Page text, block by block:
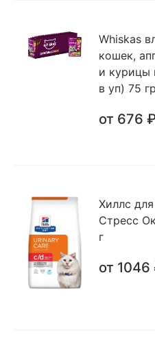
Whiskas
кошек,
и курицы
в уп) 75 гр
от 676
Хиллс
Стресс
г
от 1046